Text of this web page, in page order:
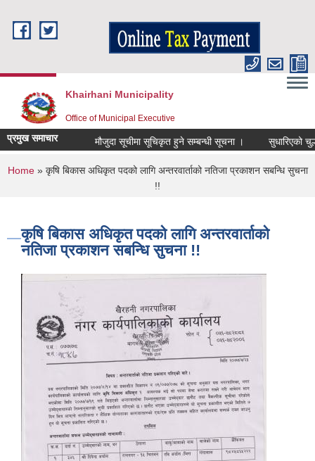
Khairhani Municipality
Office of Municipal Executive
प्रमुख समाचार मौजुदा सूचीमा सूचिकृत हुने सम्बन्धी सूचना । सुधारिएको चुल्हो
You are here
Home» कृषि बिकास अधिकृत पदको लागि अन्तरवार्ताको नतिजा प्रकाशन सबन्धि सुचना
!!
कृषि बिकास अधिकृत पदको लागि अन्तरवार्ताको
नतिजा प्रकाशन सबन्धि सुचना !!